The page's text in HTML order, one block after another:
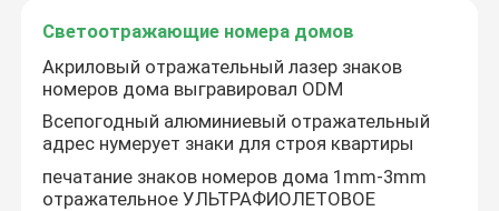
Светоотражающие номера домов
Акриловый отражательный лазер знаков
номеров дома выгравировал ODM
Всепогодный алюминиевый отражательный
адрес нумерует знаки для строя квартиры
печатание знаков номеров дома 1mm-3mm
отражательное УЛЬТРАФИОЛЕТОВОЕ